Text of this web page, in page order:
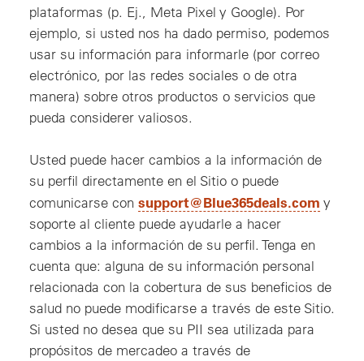
plataformas (p. Ej., Meta Pixel y Google). Por
ejemplo, si usted nos ha dado permiso, podemos
usar su información para informarle (por correo
electrónico, por las redes sociales o de otra
manera) sobre otros productos o servicios que
pueda considerer valiosos.
Usted puede hacer cambios a la información de
su perfil directamente en el Sitio o puede
comunicarse con support@Blue365deals.com ,
y
soporte al cliente puede ayudarle a hacer
cambios a la información de su perfil. Tenga en
cuenta que: alguna de su información personal
relacionada con la cobertura de sus beneficios de
salud no puede modificarse a través de este Sitio.
Si usted no desea que su PII sea utilizada para
propósitos de mercadeo a través de